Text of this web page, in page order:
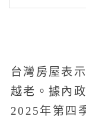
台灣房屋表
越老。據內
2025年第四